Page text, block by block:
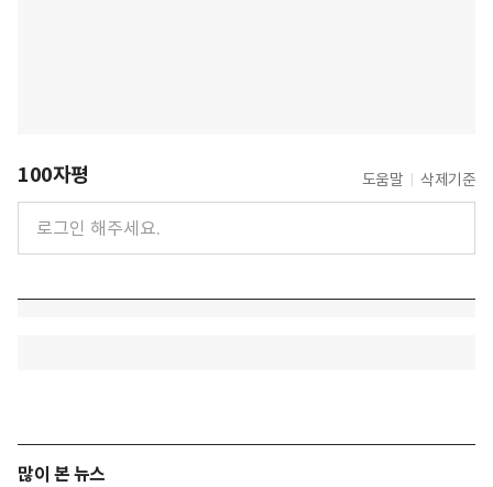
100자평 도움말 삭제기준
많이 본 뉴스